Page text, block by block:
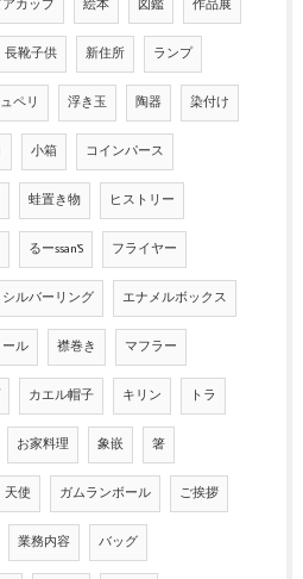
アカップ 絵本 図鑑 作品展
長靴子供 新住所 ランプ
ペリ 浮き玉 陶器 染付け
小箱 コインパース
蛙置き物 ヒストリー
るーssan'S フライヤー
シルバーリング エナメルボックス
ル 襟巻き マフラー
カエル帽子 キリン トラ
お家料理 象嵌 箸
天使 ガムランボール ご挨拶
業務内容 バッグ